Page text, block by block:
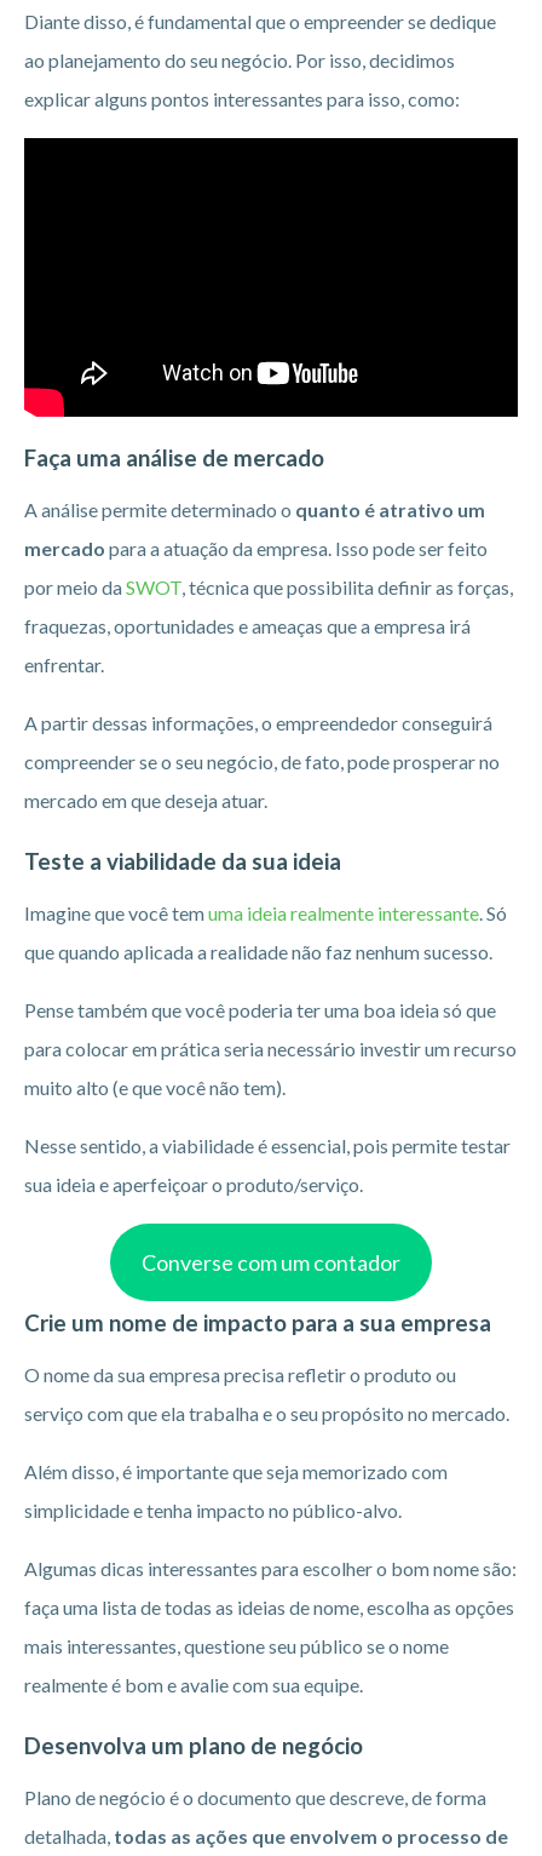
Diante disso, é fundamental que o empreender se dedique
ao planejamento do seu negócio. Por isso, decidimos
explicar alguns pontos interessantes para isso, como:
Faça uma análise de mercado
A análise permite determinado o quanto é atrativo um
mercado para a atuação da empresa. Isso pode ser feito
por meio daSWOT , técnica que possibilita definir as forças,
fraquezas, oportunidades e ameaças que a empresa irá
enfrentar.
A partir dessas informações, o empreendedor conseguirá
compreender se o seu negócio, de fato, pode prosperar no
mercado em que deseja atuar.
Teste a viabilidade da sua ideia
Imagine que você temuma ideia realmente interessante . Só
que quando aplicada a realidade não faz nenhum sucesso.
Pense também que você poderia ter uma boa ideia só que
para colocar em prática seria necessário investir um recurso
muito alto (e que você não tem).
Nesse sentido, a viabilidade é essencial, pois permite testar
sua ideia e aperfeiçoar o produto/serviço.
Converse com um contador
Crie um nome de impacto para a sua empresa
O nome da sua empresa precisa refletir o produto ou
serviço com que ela trabalha e o seu propósito no mercado.
Além disso, é importante que seja memorizado com
simplicidade e tenha impacto no público-alvo.
Algumas dicas interessantes para escolher o bom nome são:
faça uma lista de todas as ideias de nome, escolha as opções
mais interessantes, questione seu público se o nome
realmente é bom e avalie com sua equipe.
Desenvolva um plano de negócio
Plano de negócio é o documento que descreve, de forma
detalhada, todas as ações que envolvem o processo de